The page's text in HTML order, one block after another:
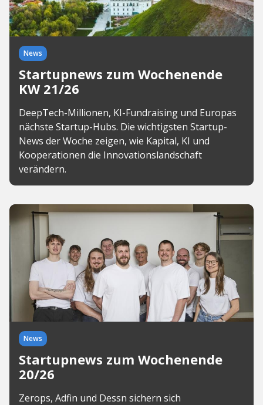
News
Startupnews zum Wochenende
KW 21/26
DeepTech-Millionen, KI-Fundraising und Europas
nächste Startup-Hubs. Die wichtigsten Startup-
News der Woche zeigen, wie Kapital, KI und
Kooperationen die Innovationslandschaft
verändern.
News
Startupnews zum Wochenende
20/26
Zerops, Adfin und Dessn sichern sich